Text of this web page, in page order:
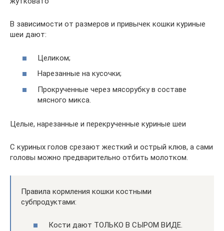
В зависимости от размеров и привычек кошки куриные
шеи дают:
Целиком;
Нарезанные на кусочки;
Прокрученные через мясорубку в составе
мясного микса.
Целые, нарезанные и перекрученные куриные шеи
С куриных голов срезают жесткий и острый клюв, а сами
головы можно предварительно отбить молотком.
Правила кормления кошки костными
субпродуктами:
Кости дают ТОЛЬКО В СЫРОМ ВИДЕ.